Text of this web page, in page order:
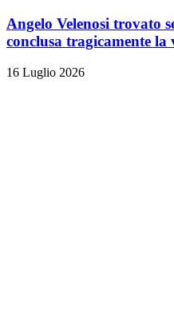
Angelo Velenosi trovato
conclusa tragicamente la
16 Luglio 2026